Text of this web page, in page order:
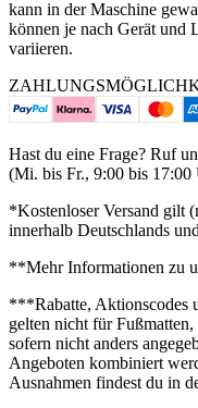
kann in der Maschine
können je nach Gerät und
variieren.
Hast du eine Frage? Ruf
(Mi. bis Fr., 9:00 bis 17:00
*Kostenloser Versand gilt
innerhalb Deutschlands
**Mehr Informationen zu
***Rabatte, Aktionscodes
gelten nicht für
sofern nicht anders
Angeboten kombiniert
Ausnahmen findest du in